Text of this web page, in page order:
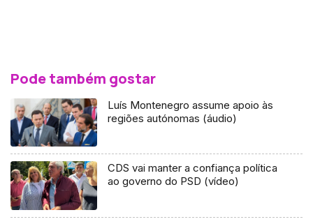
Pode também gostar
Luís Montenegro assume apoio às
regiões autónomas (áudio)
CDS vai manter a confiança política
ao governo do PSD (vídeo)